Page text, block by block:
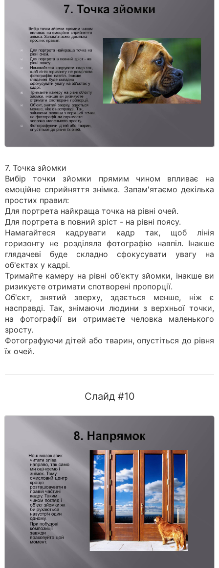
7. Точка зйомки
Вибір точки зйомки прямим чином впливає на
емоційне сприйняття знімка. Запам'ятаємо декілька
простих правил:
Для портрета найкраща точка на рівні очей.
Для портрета в повний зріст - на рівні поясу.
Намагайтеся кадрувати кадр так, щоб лінія
горизонту не розділяла фотографію навпіл. Інакше
глядачеві буде складно сфокусувати увагу на
об'єктах у кадрі.
Тримайте камеру на рівні об'єкту зйомки, інакше ви
ризикуєте отримати спотворені пропорції.
Об'єкт, знятий зверху, здається менше, ніж є
насправді. Так, знімаючи людини з верхньої точки,
на фотографії ви отримаєте человка маленького
зросту.
Фотографуючи дітей або тварин, опустіться до рівня
їх очей.
Слайд #10